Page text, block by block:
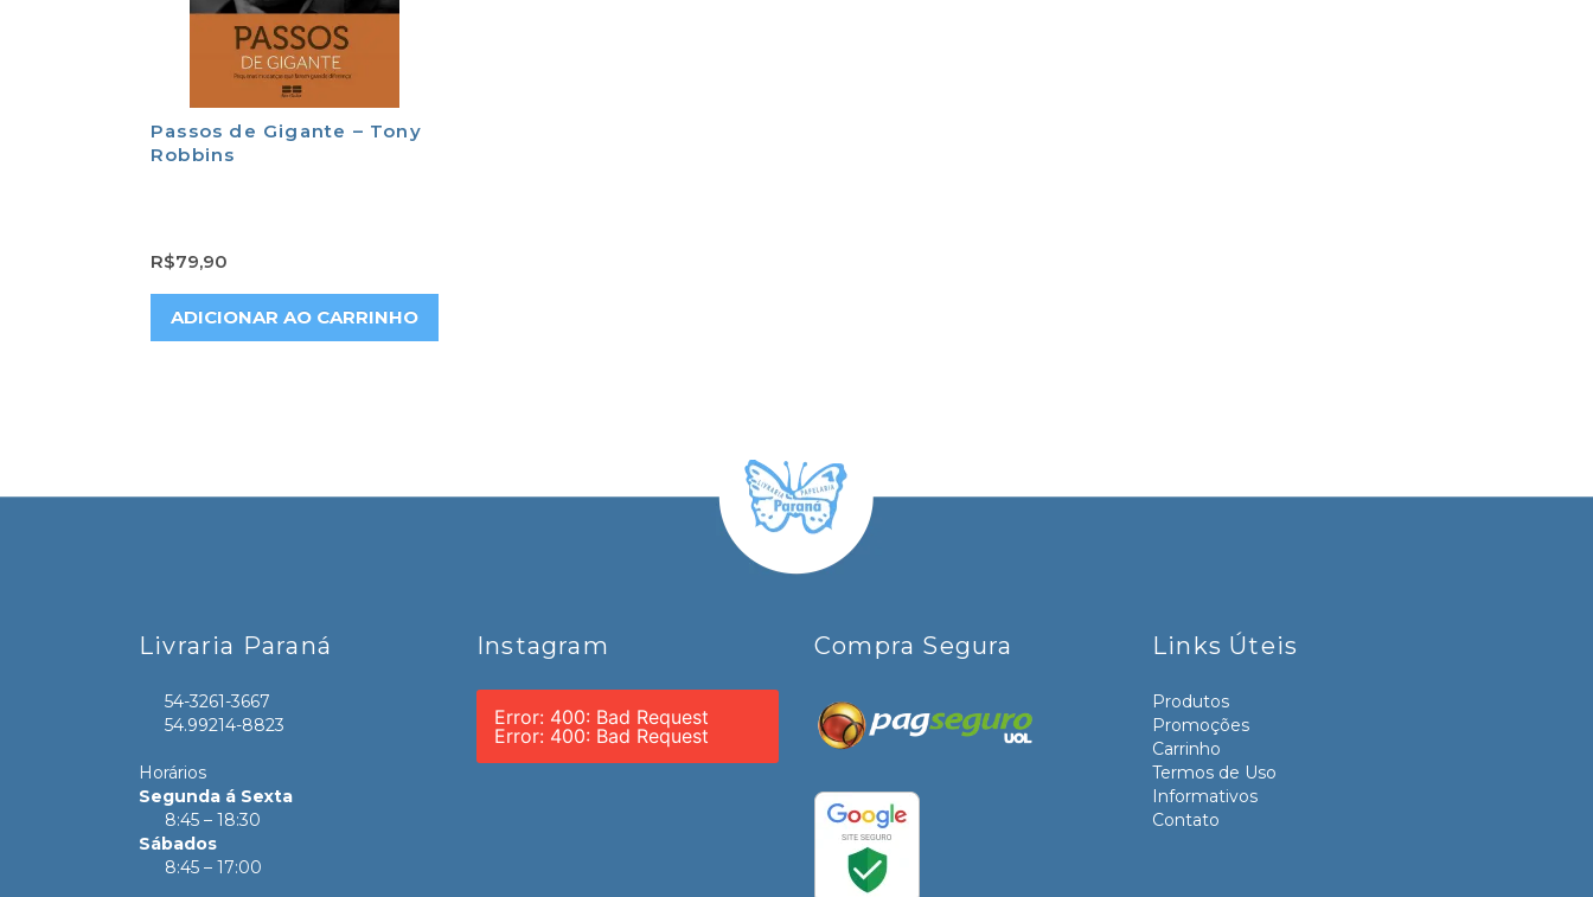
Passos de Gigante – Tony
Robbins
R$79,90
ADICIONAR AO CARRINHO
Livraria Paraná
54-3261-3667
54.99214-8823
Horários
Segunda á Sexta
8:45 – 18:30
Sábados
8:45 – 17:00
Instagram
Error: 400: Bad Request
Error: 400: Bad Request
Compra Segura Links Úteis
Produtos
Promoções
Carrinho
Termos de Uso
Informativos
Contato